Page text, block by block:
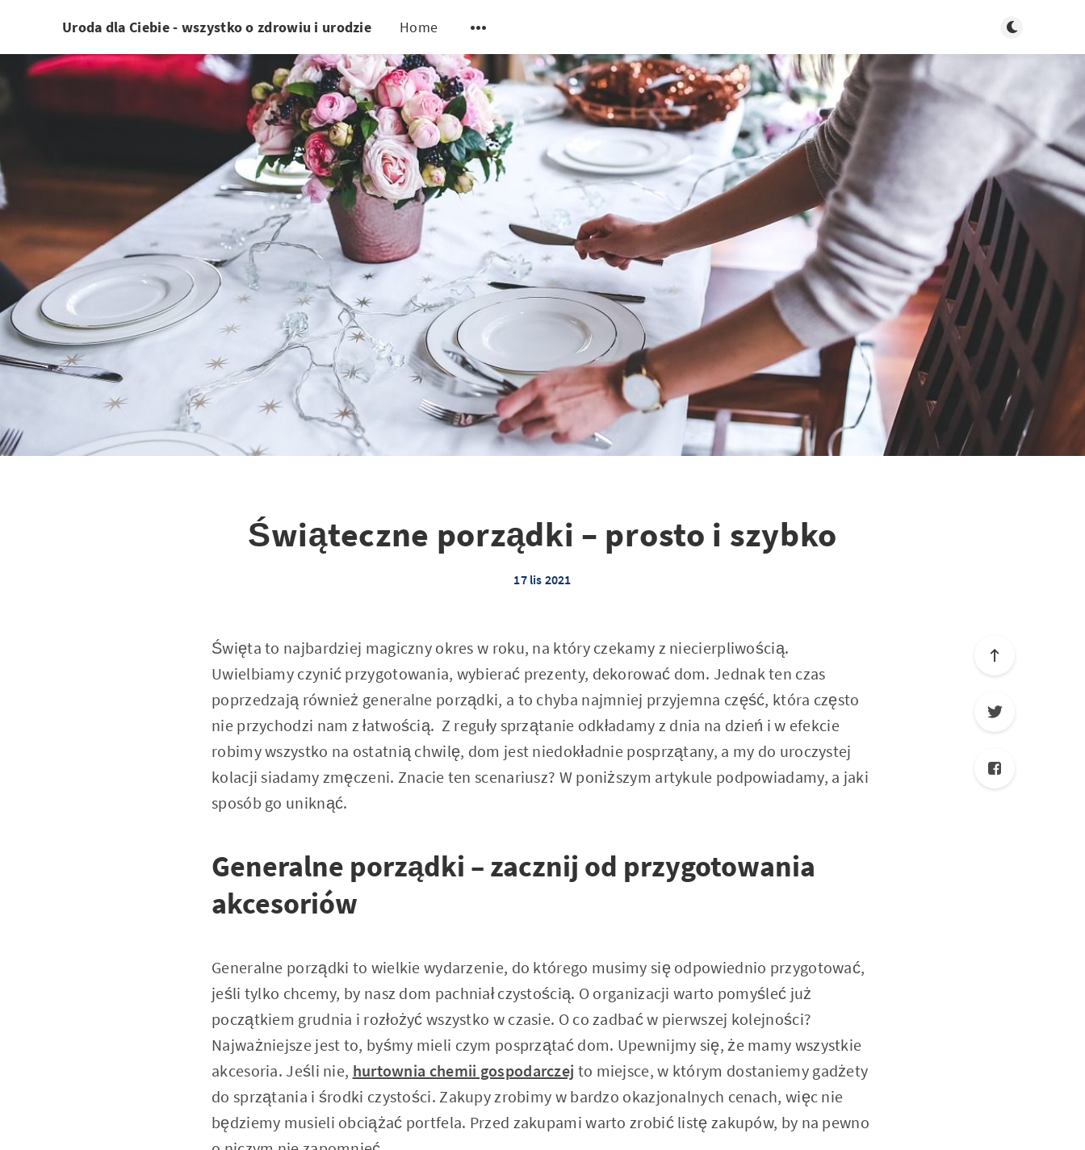
Uroda dla Ciebie - wszystko o zdrowiu i urodzie Home Tryb jasny/
Świąteczne porządki – prosto i szybko
17 lis 2021
Święta to najbardziej magiczny okres w roku, na który czekamy z niecierpliwością.
Uwielbiamy czynić przygotowania, wybierać prezenty, dekorować dom. Jednak ten czas
poprzedzają również generalne porządki, a to chyba najmniej przyjemna część, która często
nie przychodzi nam z łatwością. Z reguły sprzątanie odkładamy z dnia na dzień i w efekcie
robimy wszystko na ostatnią chwilę, dom jest niedokładnie posprzątany, a my do uroczystej
kolacji siadamy zmęczeni. Znacie ten scenariusz? W poniższym artykule podpowiadamy, a jaki
sposób go uniknąć.
Generalne porządki – zacznij od przygotowania
akcesoriów
Generalne porządki to wielkie wydarzenie, do którego musimy się odpowiednio przygotować,
jeśli tylko chcemy, by nasz dom pachniał czystością. O organizacji warto pomyśleć już
początkiem grudnia i rozłożyć wszystko w czasie. O co zadbać w pierwszej kolejności?
Najważniejsze jest to, byśmy mieli czym posprzątać dom. Upewnijmy się, że mamy wszystkie
akcesoria. Jeśli nie, hurtownia chemii gospodarczej to miejsce, w którym dostaniemy gadżety
do sprzątania i środki czystości. Zakupy zrobimy w bardzo okazjonalnych cenach, więc nie
będziemy musieli obciążać portfela. Przed zakupami warto zrobić listę zakupów, by na pewno